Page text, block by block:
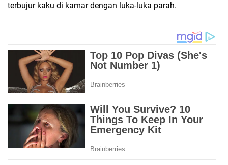
terbujur kaku di kamar dengan luka-luka parah.